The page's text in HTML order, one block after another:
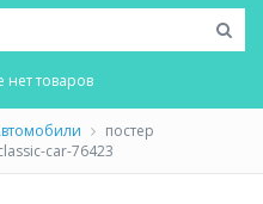
нет товаров
постер
car-76423